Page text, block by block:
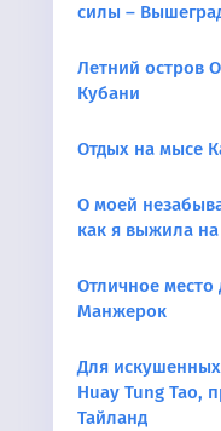
силы –
Летний остров
Кубани
Отдых на мысе
О моей
как я выжила
Отличное место
Манжерок
Для
Huay Tung Tao,
Тайланд